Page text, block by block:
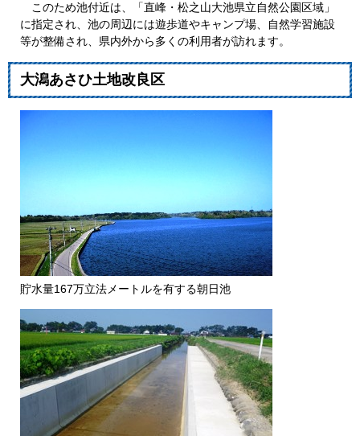
このため池付近は、「直峰・松之山大池県立自然公園区域」
に指定され、池の周辺には遊歩道やキャンプ場、自然学習施設
等が整備され、県内外から多くの利用者が訪れます。
大潟あさひ土地改良区
貯水量167万立法メートルを有する朝日池